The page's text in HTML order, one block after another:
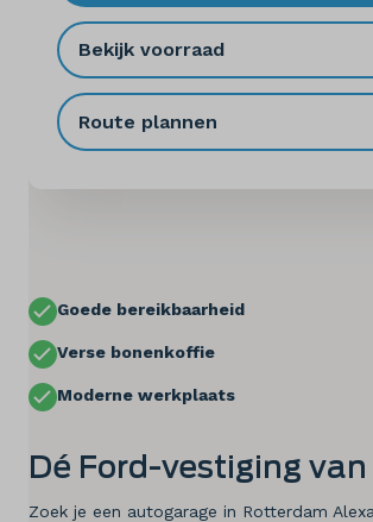
Onderhoud
Diensten
Vergelijken
Merken
Bekijk voorraad
Route plannen
Goede bereikbaarheid
Verse bonenkoffie
Moderne werkplaats
Dé Ford-vestiging
Zoek je een autogarage in Rotterdam